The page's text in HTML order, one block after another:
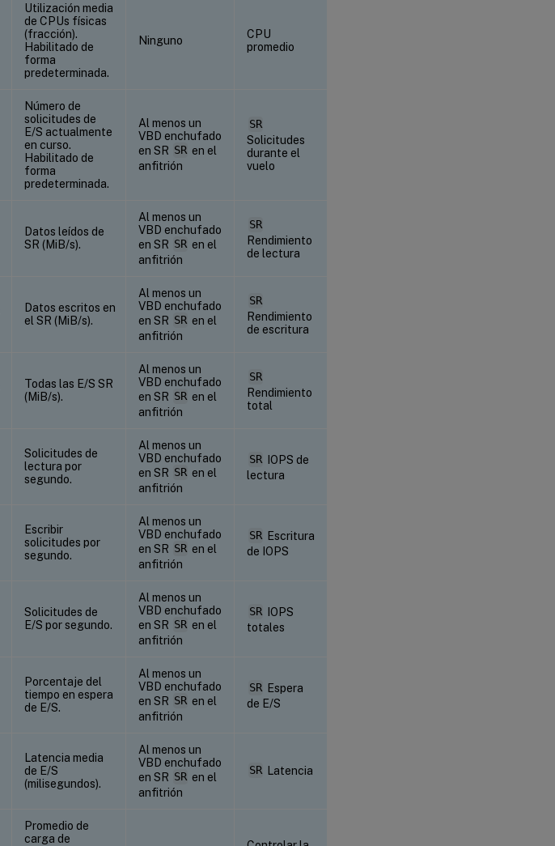
Utilización media
de CPUs físicas
(fracción).
Habilitado de
forma
predeterminada.
Ninguno
CPU
promedio
Número de
solicitudes de
E/S actualmente
en curso.
Habilitado de
forma
predeterminada.
Al menos un
VBD enchufado
en SR SR en el
anfitrión
SR
Solicitudes
durante el
vuelo
Datos leídos de
SR (MiB/s).
Al menos un
VBD enchufado
en SR SR en el
anfitrión
SR
Rendimiento
de lectura
Datos escritos en
el SR (MiB/s).
Al menos un
VBD enchufado
en SR SR en el
anfitrión
SR
Rendimiento
de escritura
Todas las E/S SR
(MiB/s).
Al menos un
VBD enchufado
en SR SR en el
anfitrión
SR
Rendimiento
total
Solicitudes de
lectura por
segundo.
Al menos un
VBD enchufado
en SR SR en el
anfitrión
SR IOPS de
lectura
Escribir
solicitudes por
segundo.
Al menos un
VBD enchufado
en SR SR en el
anfitrión
SR Escritura
de IOPS
Solicitudes de
E/S por segundo.
Al menos un
VBD enchufado
en SR SR en el
anfitrión
SR IOPS
totales
Porcentaje del
tiempo en espera
de E/S.
Al menos un
VBD enchufado
en SR SR en el
anfitrión
SR Espera
de E/S
Latencia media
de E/S
(milisegundos).
Al menos un
VBD enchufado
en SR SR en el
anfitrión
SR Latencia
Promedio de
carga de